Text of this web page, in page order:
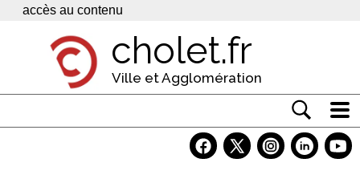
Panneau de gestion des cookies
accès au contenu
cholet.fr
Ville et Agglomération